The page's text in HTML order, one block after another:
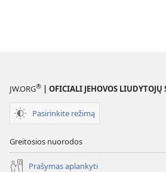
JW.ORG® | OFICIALI JEHOVOS LIUDYTOJŲ
Pasirinkite režimą
Greitosios nuorodos
Prašymas aplankyti